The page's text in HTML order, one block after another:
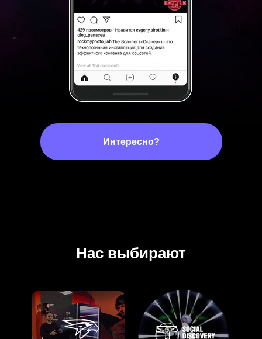
Интересно?
Нас выбирают